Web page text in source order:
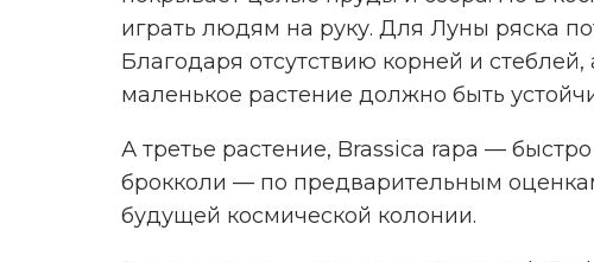
играть людям на руку. Для Луны ряска
Благодаря отсутствию корней и
маленькое растение должно быть
А третье растение, Brassica rapa —
брокколи — по предварительным
будущей космической колонии.